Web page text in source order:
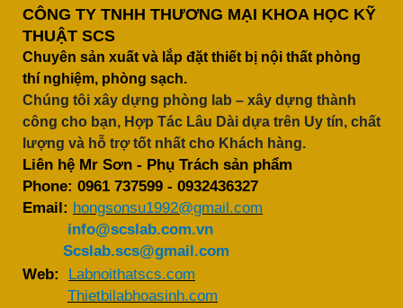
CÔNG TY TNHH THƯƠNG MẠI KHOA HỌC KỸ
THUẬT SCS
Chuyên sản xuất và lắp đặt thiết bị nội thất phòng
thí nghiệm, phòng sạch.
Chúng tôi xây dựng phòng lab – xây dựng thành
công cho bạn, Hợp Tác Lâu Dài dựa trên Uy tín, chất
lượng và hỗ trợ tốt nhất cho Khách hàng.
Liên hệ Mr Sơn - Phụ Trách sản phẩm
Phone: 0961 737599 - 0932436327
Email: hongsonsu1992@gmail.com
info@scslab.com.vn
Scslab.scs@gmail.com
Web: Labnoithatscs.com
Thietbilabhoasinh.com